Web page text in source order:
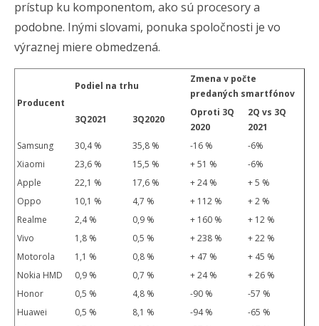
prístup ku komponentom, ako sú procesory a
podobne. Inými slovami, ponuka spoločnosti je vo
výraznej miere obmedzená.
Producent
Podiel na trhu
Zmena v počte
predaných smartfónov
3Q2021 3Q2020
Oproti 3Q
2020
2Q vs 3Q
2021
Samsung
30,4 % 35,8 % -16 %
-6%
Xiaomi
23,6 % 15,5 % + 51 %
-6%
Apple
22,1 % 17,6 % + 24 %
+ 5 %
Oppo
10,1 % 4,7 % + 112 %
+ 2 %
Realme
2,4 % 0,9 % + 160 %
+ 12 %
Vivo
1,8 % 0,5 % + 238 %
+ 22 %
Motorola
1,1 % 0,8 % + 47 %
+ 45 %
Nokia HMD
0,9 % 0,7 % + 24 %
+ 26 %
Honor
0,5 % 4,8 % -90 %
-57 %
Huawei
0,5 % 8,1 % -94 %
-65 %